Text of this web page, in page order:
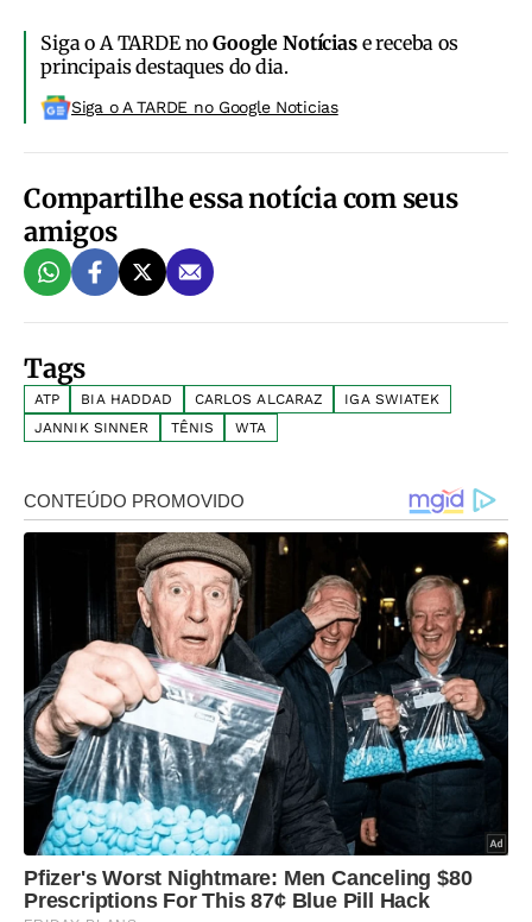
Siga o A TARDE noGoogle Notíciase receba os
principais destaques do dia.
Siga o A TARDE no Google Noticias
Compartilhe essa notícia com seus
amigos
Tags
ATP BIA HADDAD CARLOS ALCARAZ
IGA SWIATEK
JANNIK SINNER
TÊNIS WTA